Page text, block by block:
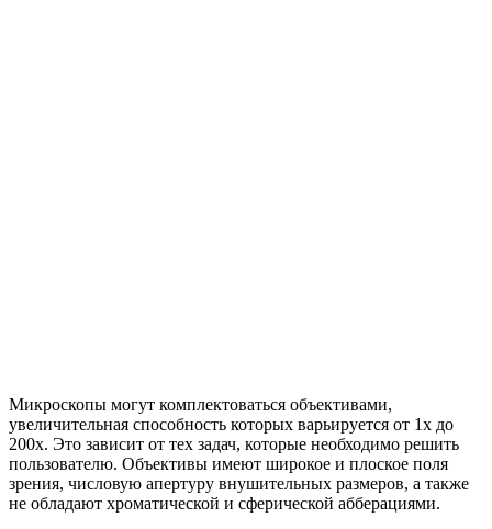
Микроскопы могут комплектоваться объективами,
увеличительная способность которых варьируется от 1х до
200х. Это зависит от тех задач, которые необходимо решить
пользователю. Объективы имеют широкое и плоское поля
зрения, числовую апертуру внушительных размеров, а также
не обладают хроматической и сферической абберациями.